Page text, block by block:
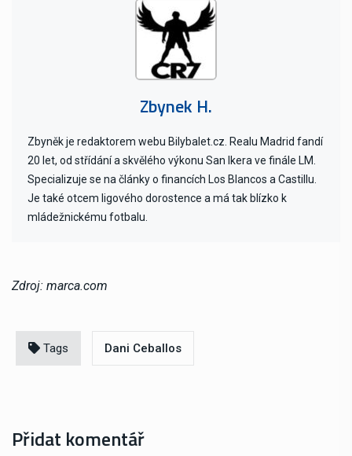
Zbynek H.
Zbyněk je redaktorem webu Bilybalet.cz. Realu Madrid fandí
20 let, od střídání a skvělého výkonu San Ikera ve finále LM.
Specializuje se na články o financích Los Blancos a Castillu.
Je také otcem ligového dorostence a má tak blízko k
mládežnickému fotbalu.
Zdroj: marca.com
Tags Dani Ceballos
Přidat komentář